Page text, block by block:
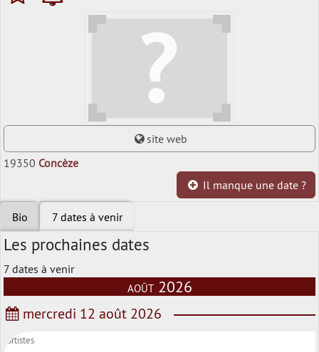
site web
19350 Concèze
Il manque une date ?
Bio 7 dates à venir
Les prochaines dates
7 dates à venir
août 2026
mercredi 12 août 2026
artistes